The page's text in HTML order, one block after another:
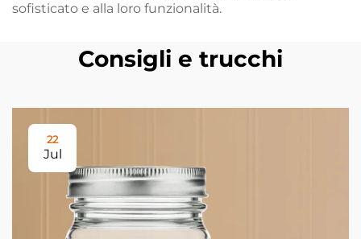
sofisticato e alla loro funzionalità.
Consigli e trucchi
22
Jul